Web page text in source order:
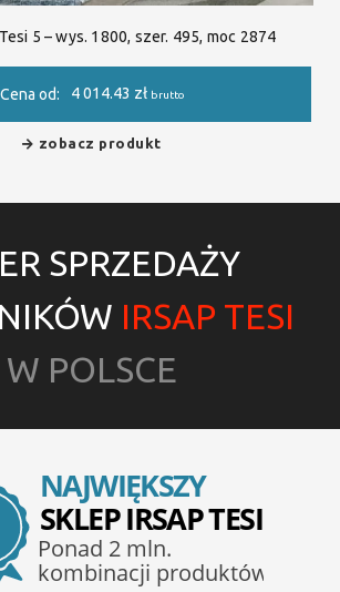
5 – wys. 1800, szer. 495, moc 2874
Cena od: 4 014.43 zł brutto
zobacz produkt
SPRZEDAŻY
IRSAP TESI
W POLSCE